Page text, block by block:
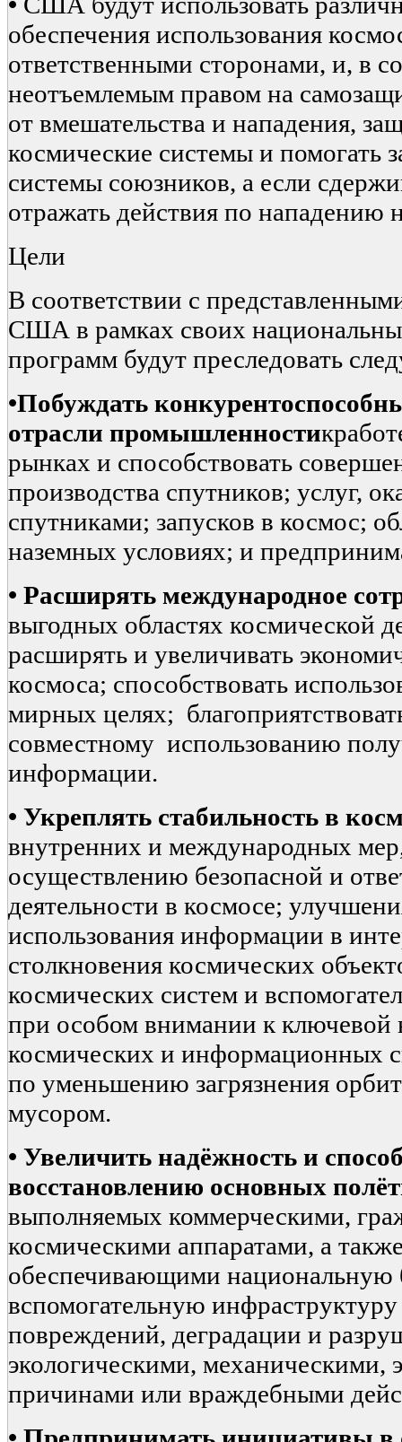
обеспечения использования
ответственными сторонами, и, в
неотъемлемым правом на
от вмешательства и нападения,
космические системы и помогать
системы союзников, а если
отражать действия по нападению
Цели
В соответствии с
США в рамках своих
программ будут преследовать
•Побуждать
отрасли промышленности
рынках и способствовать
производства спутников; услуг,
спутниками; запусков в космос;
наземных условиях; и
• Расширять международное
выгодных областях космической
расширять и увеличивать
космоса; способствовать
мирных целях;
совместному использованию
информации.
• Укреплять стабильность в
внутренних и международных
осуществлению безопасной и
деятельности в космосе;
использования информации в
столкновения космических
космических систем и
при особом внимании к ключевой
космических и информационных
по уменьшению загрязнения
мусором.
• Увеличить надёжность и
восстановлению основных
выполняемых коммерческими,
космическими аппаратами, а
обеспечивающими национальную
вспомогательную
повреждений, деградации и
экологическими, механическими,
причинами или враждебными